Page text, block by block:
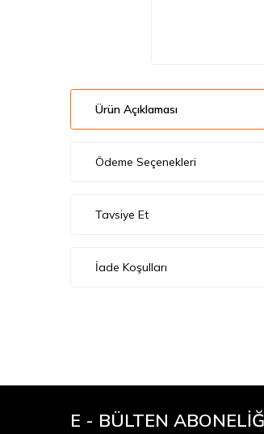
Ürün Açıklaması
Ödeme Seçenekleri
Tavsiye Et
İade Koşulları
E - BÜLTEN